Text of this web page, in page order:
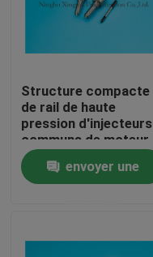
Aperçu
Structure compacte
de rail de haute
pression d'injecteurs
communs de moteur
diesel
envoyer une